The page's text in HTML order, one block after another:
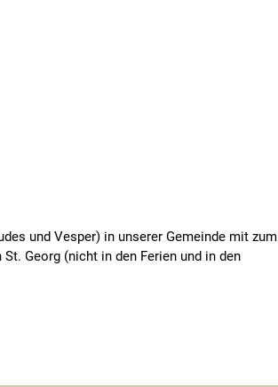
und Vesper) in unserer Gemeinde mit zum
Georg (nicht in den Ferien und in den